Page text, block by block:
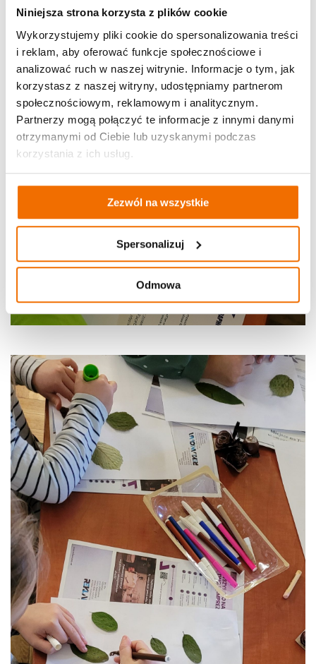
Niniejsza strona korzysta z plików cookie
Wykorzystujemy pliki cookie do spersonalizowania treści
i reklam, aby oferować funkcje społecznościowe i
analizować ruch w naszej witrynie. Informacje o tym, jak
korzystasz z naszej witryny, udostępniamy partnerom
społecznościowym, reklamowym i analitycznym.
Partnerzy mogą połączyć te informacje z innymi danymi
otrzymanymi od Ciebie lub uzyskanymi podczas
korzystania z ich usług.
Zezwól na wszystkie
Spersonalizuj
Odmowa